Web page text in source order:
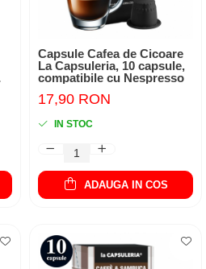
Capsule Cafea de Cicoare
La Capsuleria, 10 capsule,
compatibile cu Nespresso
17,90 RON
IN STOC
ADAUGA IN COS